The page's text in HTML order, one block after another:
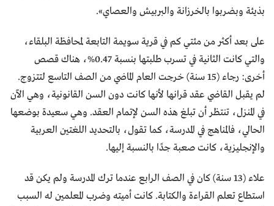
بذيئة وبضربوا بالخرزانة والبربيش والعصاي».
على بعد أكثر من مئتي كم في قرية سويمة التابعة لمحافظة البلقاء،
والتي كانت الثانية في تسرب طلبتها بنسبة 0.47%، هناك قصص
أخرى: رجاء (15 سنة) خرجت العام الماضي من الصف التاسع لتتزوج.
لم يقبل القاضي عقد قرانها لأنها كانت دون السن القانونية، وهي الآن
في المنزل، تنتظر أن تبلغ هذه السن لإتمام العقد. وهي سعيدة بوضعها
الحالي، فالمناهج في المدرسة، كما تقول، بالتحديد اللغتين العربية
والإنجليزية، كانت صعبة جدًا بالنسبة إليها.
علاء (13 سنة) كان في الصف الرابع عندما ترك المدرسة ولم يكن قد
استطاع تعلم القراءة والكتابة. كانت أميته وضرب المعلمين له السبب